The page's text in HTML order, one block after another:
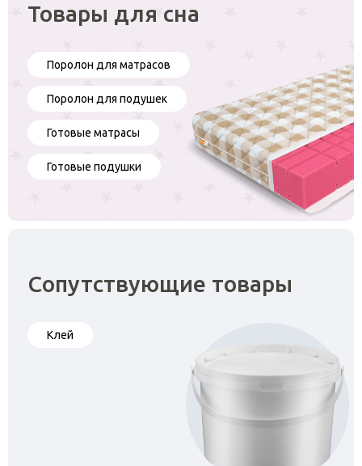
Товары для сна
Поролон для матрасов
Поролон для подушек
Готовые матрасы
Готовые подушки
Сопутствующие товары
Клей